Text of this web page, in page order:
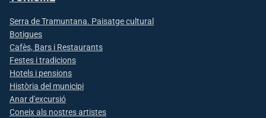
Serra de Tramuntana. Paisatge cultural
Botigues
Cafès, Bars i Restaurants
Festes i tradicions
Hotels i pensions
Història del municipi
Anar d'excursió
Coneix als nostres artistes